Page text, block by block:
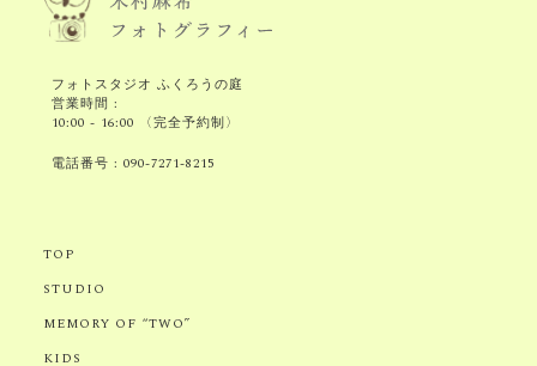
フォトスタジオ ふくろうの庭
営業時間 :
10:00 - 16:00 〈完全予約制〉
電話番号 :090-7271-8215
TOP
STUDIO
MEMORY OF “TWO”
KIDS